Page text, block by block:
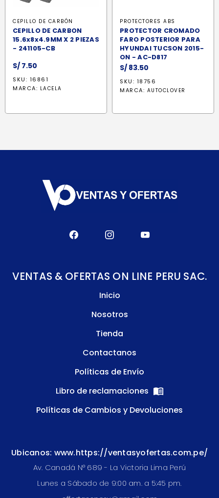
CEPILLO DE CARBÓN
CEPILLO DE CARBON
15.6x8x4.9MM X 2 PIEZAS
- 241105-CB
S/ 7.50
SKU: 16861
MARCA: LACELA
PROTECTORES ABS
PROTECTOR CROMADO
FARO POSTERIOR PARA
HYUNDAI TUCSON 2015-
ON - AC-D817
S/ 83.50
SKU: 18756
MARCA: AUTOCLOVER
VENTAS & OFERTAS ON LINE PERU SAC.
Inicio
Nosotros
Tienda
Contactanos
Políticas de Envío
Libro de reclamaciones
Políticas de Cambios y Devoluciones
Ubicanos: www.https://ventasyofertas.com.pe/
Av. Canadá N° 689 - La Victoria Lima Perú
Lunes a Sábado de 9:00 am. a 5:45 pm.